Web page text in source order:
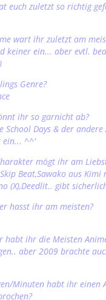
euch zuletzt so richtig
wart ihr zuletzt am
keiner ein... aber evtl.
Genre?
ihr so garnicht ab?
School Days & der
ein... ^^'
mögt ihr am
Beat,Sawako aus Kimi
(X),Deedlit.. gibt
hasst ihr am meisten?
habt ihr die Meisten
aber 2009 brachte
Minuten habt ihr einen